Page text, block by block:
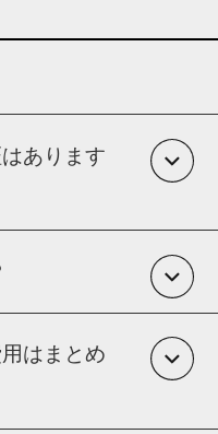
あります
ください。
資金計画をご提案し
はまとめ